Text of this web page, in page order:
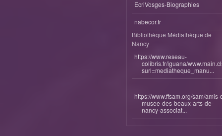
EcriVosges-Biographies
nabecor.fr
Bibliothèque Médiathèque de
Nancy
https://www.reseau-
colibris.fr/iguana/
surl=mediatheque_manu...
https://www.ffsam.org/sam/amis-
musee-des-beaux-arts-de-
nancy-associat...